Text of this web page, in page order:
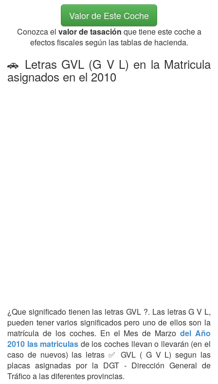
Valor de Este Coche
Conozca el valor de tasación que tiene este coche a
efectos fiscales según las tablas de hacienda.
🚗 Letras GVL (G V L) en la Matricula
asignados en el 2010
¿Que significado tienen las letras GVL ?. Las letras G V L,
pueden tener varios significados pero uno de ellos son la
matrícula de los coches. En el Mes de Marzodel Año
2010 las matriculas de los coches llevan o llevarán (en el
caso de nuevos) las letras ✅ GVL ( G V L) segun las
placas asignadas por la DGT - Dirección General de
Tráfico a las diferentes provincias.